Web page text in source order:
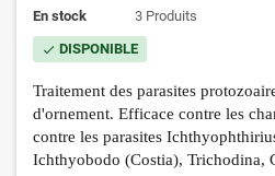
En stock 3 Produits
check DISPONIBLE
Traitement des parasites
d'ornement. Efficace contre les
contre les parasites
Ichthyobodo (Costia), Trichodina,